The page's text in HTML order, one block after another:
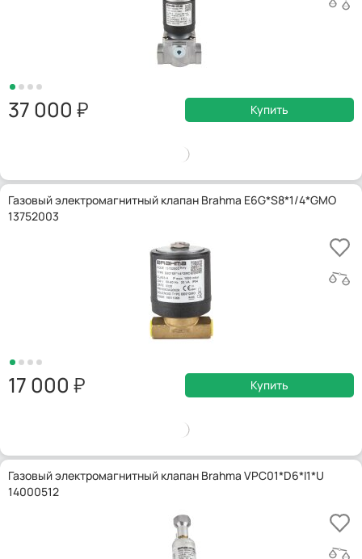
37 000 Купить
Газовый электромагнитный клапан Brahma E6G*S8*1/4*GMO
13752003
17 000 Купить
Газовый электромагнитный клапан Brahma VPC01*D6*I1*U
14000512